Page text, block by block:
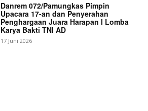
Danrem 072/Pamungkas Pimpin
Upacara 17-an dan Penyerahan
Penghargaan Juara Harapan I Lomba
Karya Bakti TNI AD
17 Juni 2026